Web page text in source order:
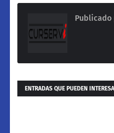
Publicado
ENTRADAS QUE PUEDEN